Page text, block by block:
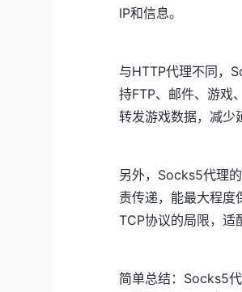
IP和信息。
与HTTP代理不同，
持FTP、邮件、游戏
转发游戏数据，减少
另外，Socks5代理
责传递，能最大程
TCP协议的局限，适
简单总结：Socks5